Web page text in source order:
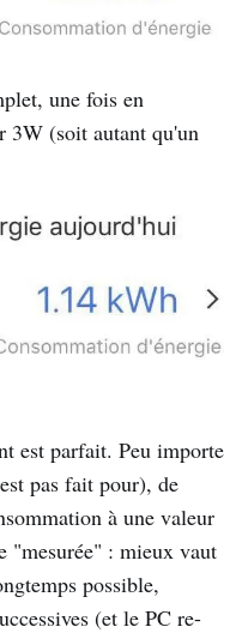
une fois en
3W (soit autant qu'un
est parfait. Peu importe
pas fait pour), de
à une valeur
"mesurée" : mieux vaut
possible,
(et le PC re-